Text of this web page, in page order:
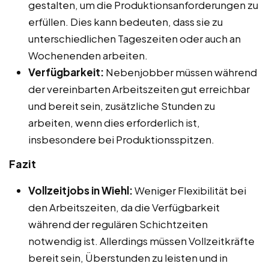
gestalten, um die Produktionsanforderungen zu
erfüllen. Dies kann bedeuten, dass sie zu
unterschiedlichen Tageszeiten oder auch an
Wochenenden arbeiten.
Verfügbarkeit: Nebenjobber müssen während
der vereinbarten Arbeitszeiten gut erreichbar
und bereit sein, zusätzliche Stunden zu
arbeiten, wenn dies erforderlich ist,
insbesondere bei Produktionsspitzen.
Fazit
Vollzeitjobs in Wiehl:Weniger Flexibilität bei
den Arbeitszeiten, da die Verfügbarkeit
während der regulären Schichtzeiten
notwendig ist. Allerdings müssen Vollzeitkräfte
bereit sein, Überstunden zu leisten und in